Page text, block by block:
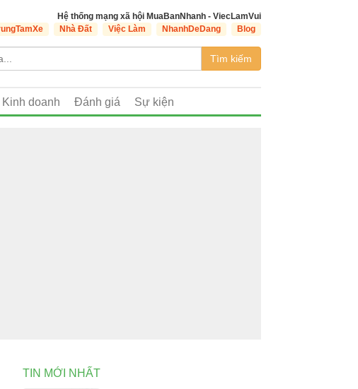
Hệ thống mạng xã hội MuaBanNhanh - ViecLamVui
Nhà Đất Việc Làm NhanhDeDang Blog
Tìm kiếm
Kinh doanh Đánh giá Sự kiện
TIN MỚI NHẤT